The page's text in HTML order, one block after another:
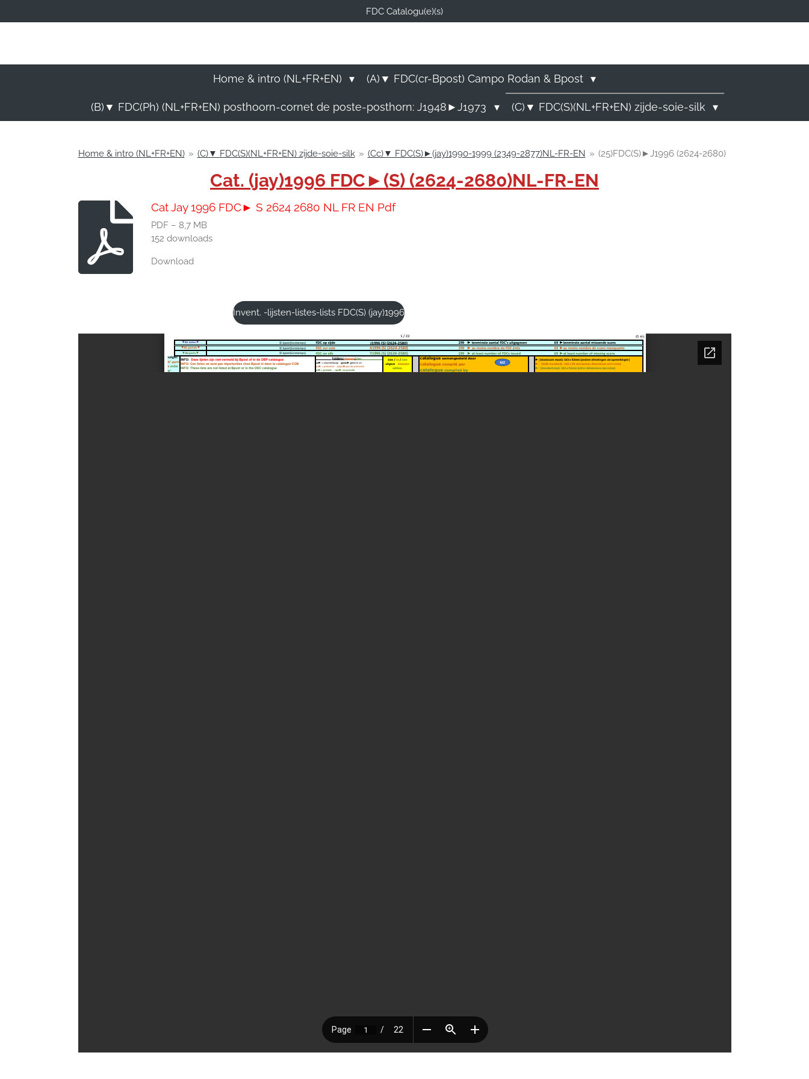
direct
hoofdinhoud
FDC Catalogu(e)(s)
Home & intro (NL+FR+EN) (A)▼ FDC(cr-Bpost) Campo Rodan & Bpost
(B)▼ FDC(Ph) (NL+FR+EN) posthoorn-cornet de poste-posthorn: J1948►J1973 (C)▼ FDC(S)(NL+FR+EN) zijde-soie-silk
Home & intro (NL+FR+EN) » (C)▼ FDC(S)(NL+FR+EN) zijde-soie-silk » (Cc)▼ FDC(S)►(jay)1990-1999 (2349-2877)NL-FR-EN » (25)FDC(S)►J1996 (2624-2680)
Cat. (jay)1996 FDC►(S) (2624-2680)NL-FR-EN
Cat Jay 1996 FDC► S 2624 2680 NL FR EN Pdf
PDF – 8,7 MB
152 downloads
Download
Invent. -lijsten-listes-lists FDC(S) (jay)1996